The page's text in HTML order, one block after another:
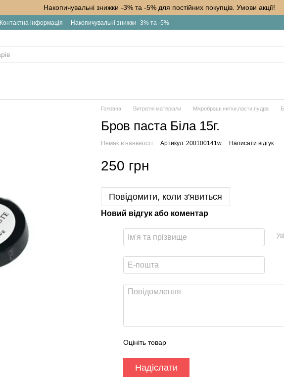
Накопичувальні знижки -3% та -5% для постійних покупців. Умови акції!
Контактна інформація Накопичувальні знижки -3% та -5%
Головна Витратні матеріали Мікробраші,нитки,пасти,пудра
Бров паста Біла 15г.
Немає в наявності Артикул: 200100141w Написати відгук
250 грн
Повідомити, коли з'явиться
Новий відгук або коментар
Оцініть товар
Надіслати